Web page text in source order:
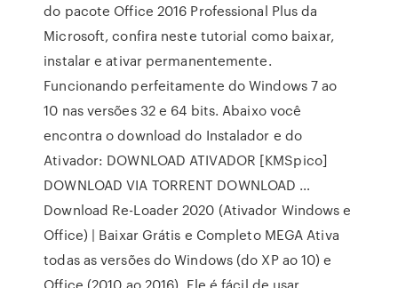
do pacote Office 2016 Professional Plus da
Microsoft, confira neste tutorial como baixar,
instalar e ativar permanentemente.
Funcionando perfeitamente do Windows 7 ao
10 nas versões 32 e 64 bits. Abaixo você
encontra o download do Instalador e do
Ativador: DOWNLOAD ATIVADOR [KMSpico]
DOWNLOAD VIA TORRENT DOWNLOAD …
Download Re-Loader 2020 (Ativador Windows e
Office) | Baixar Grátis e Completo MEGA Ativa
todas as versões do Windows (do XP ao 10) e
Office (2010 ao 2016). Ele é fácil de usar,